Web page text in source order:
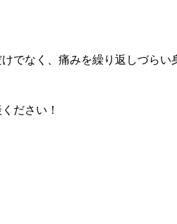
でなく、痛みを繰り返しづらい
ださい！